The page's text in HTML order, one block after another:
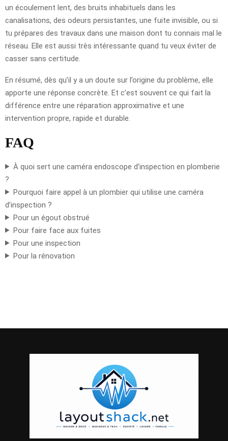
un écoulement lent, des bruits inhabituels dans les
canalisations, des odeurs persistantes, une fuite invisible, ou si
tu prépares des travaux dans une maison dont tu connais mal le
réseau. Elle est aussi très intéressante quand tu veux éviter de
casser sans certitude.
En résumé, dès qu’il y a un doute sur l’origine du problème, elle
apporte une réponse concrète. Et c’est souvent ce qui fait la
différence entre une réparation approximative et une
intervention propre, rapide et durable.
FAQ
À quoi sert une caméra endoscope d’inspection en plomberie
?
Pourquoi faire appel à un plombier qui utilise une caméra
d’inspection ?
Pour un égout obstrué
Pour faire face aux fuites
Pour une inspection
Pour la rénovation